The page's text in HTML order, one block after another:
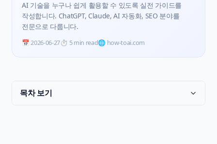
AI 기술을 누구나 쉽게 활용할 수 있도록 실전 가이드를
작성합니다. ChatGPT, Claude, AI 자동화, SEO 분야를
전문으로 다룹니다.
📅2026-06-27⏱️ 5 min read🌐 how-toai.com
목차 보기